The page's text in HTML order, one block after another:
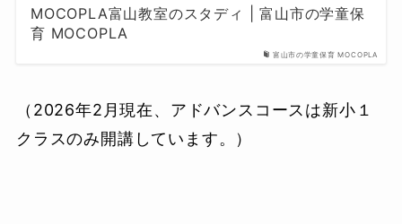
富山市の学童保育 MOCOPLA
MOCOPLA富山教室のスタディ | 富山市の学童保
育 MOCOPLA
（2026年2月現在、アドバンスコースは新小１
クラスのみ開講しています。）